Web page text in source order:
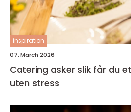
inspiration
07. March 2026
Catering asker slik får du et vellykket selskap
uten stress